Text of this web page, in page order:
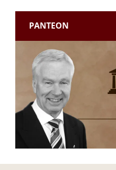
PANTEON